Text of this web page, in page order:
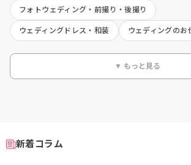
フォトウェディング・前撮り・後撮り
ウェディングドレス・和装 ウェディングのお
▼ もっと見る
新着コラム